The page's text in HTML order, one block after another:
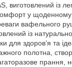
із
у щоденному
вафельного
із
для здоров’я та
полотна,
прання,